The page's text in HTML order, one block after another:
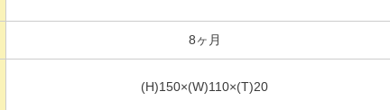
8ヶ月
(H)150×(W)110×(T)20